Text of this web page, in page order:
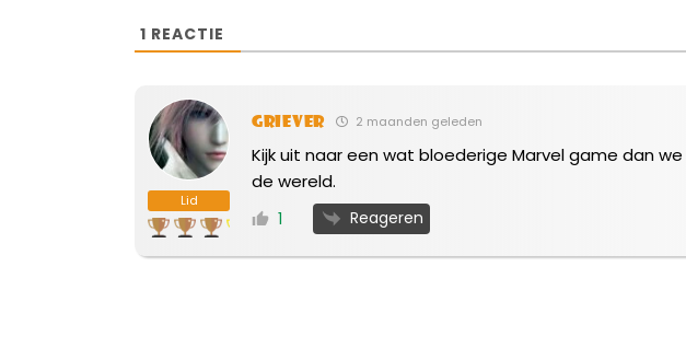
1 REACTIE
Lid
Griever 2 maanden geleden
Kijk uit naar een wat bloederige Marvel game dan
de wereld.
1 Reageren